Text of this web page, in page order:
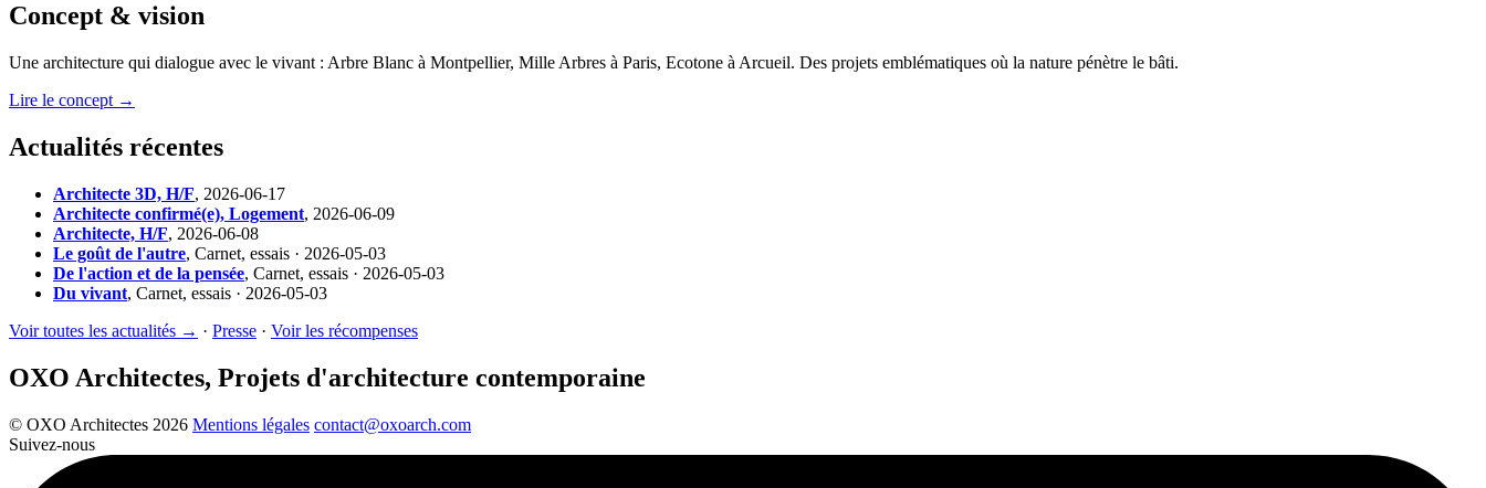
Concept & vision
Une architecture qui dialogue avec le vivant : Arbre Blanc à Montpellier, Mille Arbres à Paris, Ecotone à Arcueil. Des projets emblématiques où la nature pénètre le bâti.
Lire le concept →
Actualités récentes
Architecte 3D, H/F, 2026-06-17
Architecte confirmé(e), Logement, 2026-06-09
Architecte, H/F, 2026-06-08
Le goût de l'autre, Carnet, essais · 2026-05-03
De l'action et de la pensée, Carnet, essais · 2026-05-03
Du vivant, Carnet, essais · 2026-05-03
Voir toutes les actualités → · Presse · Voir les récompenses
OXO Architectes, Projets d'architecture contemporaine
© OXO Architectes 2026 Mentions légales contact@oxoarch.com
Suivez-nous